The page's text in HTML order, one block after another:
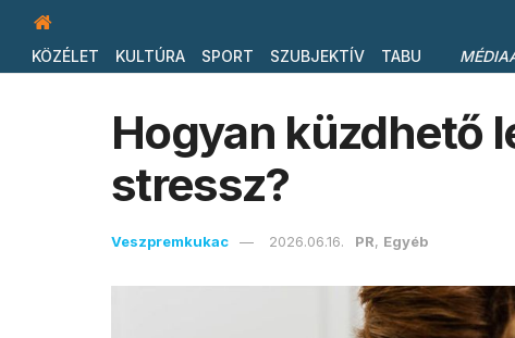
KÖZÉLET KULTÚRA SPORT SZUBJEKTÍV TABU
Hogyan küzdhető
stressz?
Veszpremkukac 2026.06.16. PR, Egyéb